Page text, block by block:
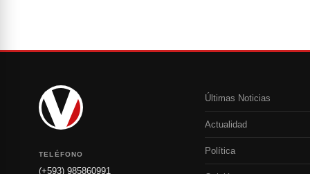
TELÉFONO
(+593) 985860991
Últimas Noticias
Actualidad
Política